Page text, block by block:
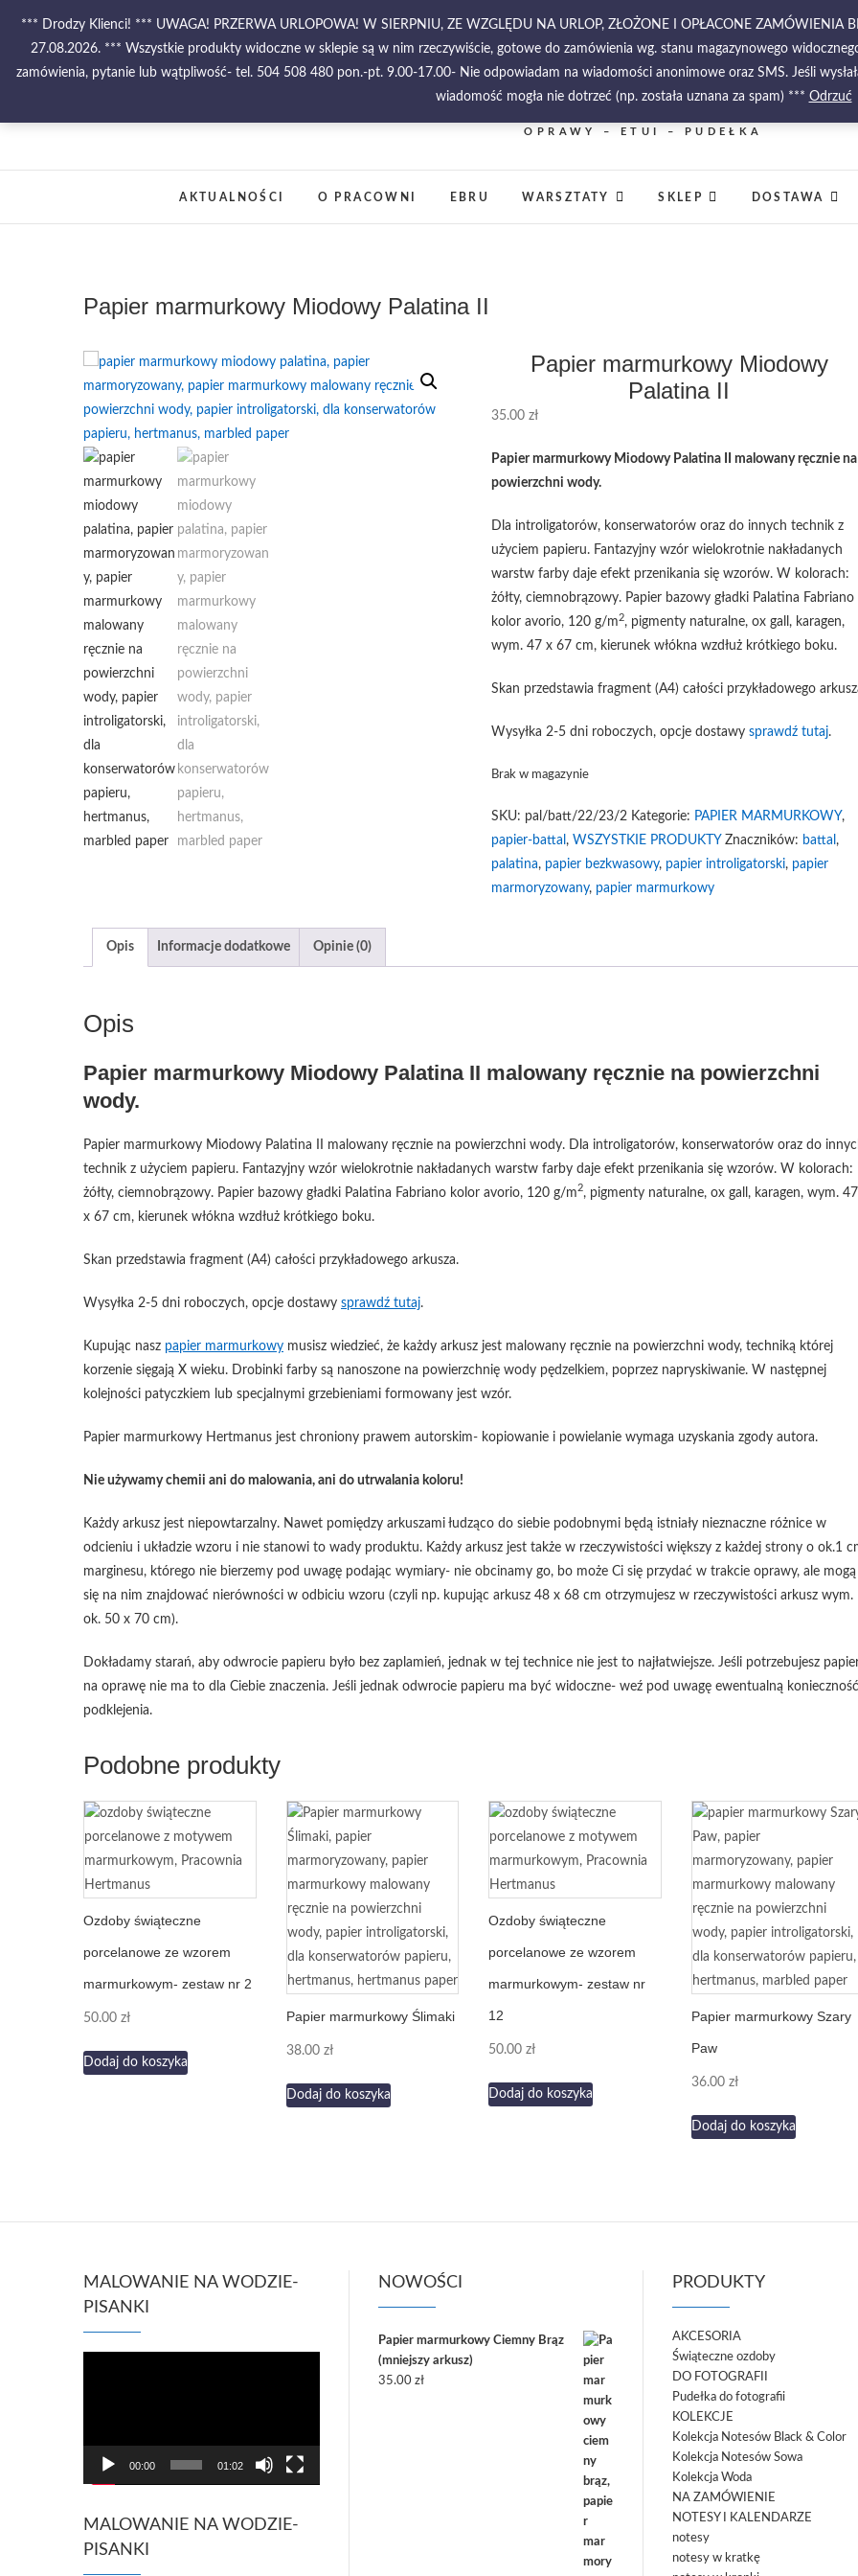
*** Drodzy Klienci! *** UWAGA! PRZERWA URLOPOWA! W SIERPNIU, ZE WZGLĘDU NA URLOP, ZŁOŻONE I OPŁACONE ZAMÓWIENIA
27.08.2026. *** Wszystkie produkty widoczne w sklepie są w nim rzeczywiście, gotowe do zamówienia wg. stanu magazynowego
zamówienia, pytanie lub wątpliwość- tel. 504 508 480 pon.-pt. 9.00-17.00- Nie odpowiadam na wiadomości anonimowe oraz SMS. Jeśli
wiadomość mogła nie dotrzeć (np. została uznana za spam) *** Odrzuć
PIĘKNO MALOWANE NA WODZIE – PAPIERY
OPRAWY – ETUI – PUDEŁKA
AKTUALNOŚCI O PRACOWNI EBRU WARSZTATY SKLEP DOSTAWA
Papier marmurkowy Miodowy Palatina II
Papier marmurkowy Miodowy
Palatina II
35.00 zł
Papier marmurkowy Miodowy Palatina II malowany ręcznie na
powierzchni wody.
Dla introligatorów, konserwatorów oraz do innych technik z
użyciem papieru. Fantazyjny wzór wielokrotnie nakładanych
warstw farby daje efekt przenikania się wzorów. W kolorach:
żółty, ciemnobrązowy. Papier bazowy gładki Palatina Fabriano
kolor avorio, 120 g/m 2, pigmenty naturalne, ox gall, karagen,
wym. 47 x 67 cm, kierunek włókna wzdłuż krótkiego boku.
Skan przedstawia fragment (A4) całości przykładowego
Wysyłka 2-5 dni roboczych, opcje dostawy sprawdź tutaj.
Brak w magazynie
SKU: pal/batt/22/23/2 Kategorie: PAPIER MARMURKOWY,
papier-battal , WSZYSTKIE PRODUKTY Znaczników: battal ,
palatina, papier bezkwasowy, papier introligatorski, papier
marmoryzowany, papier marmurkowy
Opis Informacje dodatkowe Opinie (0)
Opis
Papier marmurkowy Miodowy Palatina II malowany ręcznie na powierzchni
wody.
Papier marmurkowy Miodowy Palatina II malowany ręcznie na powierzchni wody. Dla introligatorów, konserwatorów oraz do
technik z użyciem papieru. Fantazyjny wzór wielokrotnie nakładanych warstw farby daje efekt przenikania się wzorów. W kolorach:
żółty, ciemnobrązowy. Papier bazowy gładki Palatina Fabriano kolor avorio, 120 g/m2, pigmenty naturalne, ox gall, karagen, wym. 47
x 67 cm, kierunek włókna wzdłuż krótkiego boku.
Skan przedstawia fragment (A4) całości przykładowego arkusza.
Wysyłka 2-5 dni roboczych, opcje dostawy sprawdź tutaj.
Kupując nasz papier marmurkowy musisz wiedzieć, że każdy arkusz jest malowany ręcznie na powierzchni wody, techniką której
korzenie sięgają X wieku. Drobinki farby są nanoszone na powierzchnię wody pędzelkiem, poprzez napryskiwanie. W następnej
kolejności patyczkiem lub specjalnymi grzebieniami formowany jest wzór.
Papier marmurkowy Hertmanus jest chroniony prawem autorskim- kopiowanie i powielanie wymaga uzyskania zgody autora.
Nie używamy chemii ani do malowania, ani do utrwalania koloru!
Każdy arkusz jest niepowtarzalny. Nawet pomiędzy arkuszami łudząco do siebie podobnymi będą istniały nieznaczne różnice w
odcieniu i układzie wzoru i nie stanowi to wady produktu. Każdy arkusz jest także w rzeczywistości większy z każdej strony o ok.1
marginesu, którego nie bierzemy pod uwagę podając wymiary- nie obcinamy go, bo może Ci się przydać w trakcie oprawy, ale mogą
się na nim znajdować nierówności w odbiciu wzoru (czyli np. kupując arkusz 48 x 68 cm otrzymujesz w rzeczywistości arkusz wym.
ok. 50 x 70 cm).
Dokładamy starań, aby odwrocie papieru było bez zaplamień, jednak w tej technice nie jest to najłatwiejsze. Jeśli potrzebujesz
na oprawę nie ma to dla Ciebie znaczenia. Jeśli jednak odwrocie papieru ma być widoczne- weź pod uwagę ewentualną konieczność
podklejenia.
Podobne produkty
Ozdoby świąteczne
porcelanowe ze wzorem
marmurkowym- zestaw nr 2
50.00 zł
Dodaj do koszyka
Papier marmurkowy Ślimaki
38.00 zł
Dodaj do koszyka
Ozdoby świąteczne
porcelanowe ze wzorem
marmurkowym- zestaw nr
12
50.00zł
Dodaj do koszyka
Papier marmurkowy Szary
Paw
36.00zł
Dodaj do koszyka
MALOWANIE NA WODZIE-
PISANKI
00:00 01:02
MALOWANIE NA WODZIE-
PISANKI
NOWOŚCI
Papier marmurkowy Ciemny Brąz
(mniejszy arkusz)
35.00 zł
PRODUKTY
AKCESORIA
Świąteczne ozdoby
DO FOTOGRAFII
Pudełka do fotografii
KOLEKCJE
Kolekcja Notesów Black & Color
Kolekcja Notesów Sowa
Kolekcja Woda
NA ZAMÓWIENIE
NOTESY I KALENDARZE
notesy
notesy w kratkę